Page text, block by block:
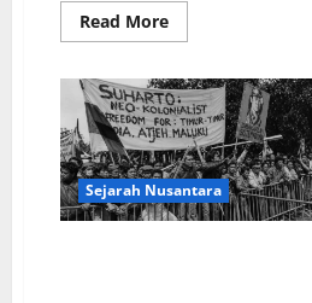
Read MoreRead
more
Anubis
dalam
Mitologi
Mesir
Kuno
sebagai
Penjaga
Alam
Kematian
Sejarah Nusantara